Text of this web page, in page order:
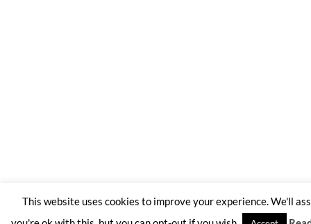
This website uses cookies to improve your experience. We'll